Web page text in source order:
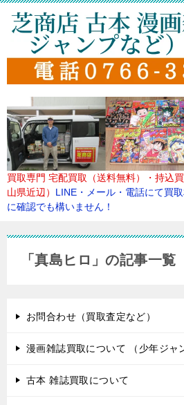
買取専門 宅配買取（送料無料）・持込
山県近辺） LINE・メール・電話にて買取
に確認でも構いません！
「真島ヒロ」の記事一覧
お問合わせ（買取査定など）
漫画雑誌買取について （少年ジャ
古本 雑誌買取について